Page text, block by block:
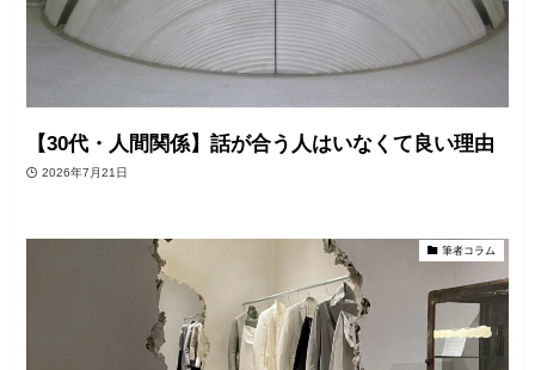
【30代・人間関係】話が合う人はいなくて良い理由
2026年7月21日
筆者コラム